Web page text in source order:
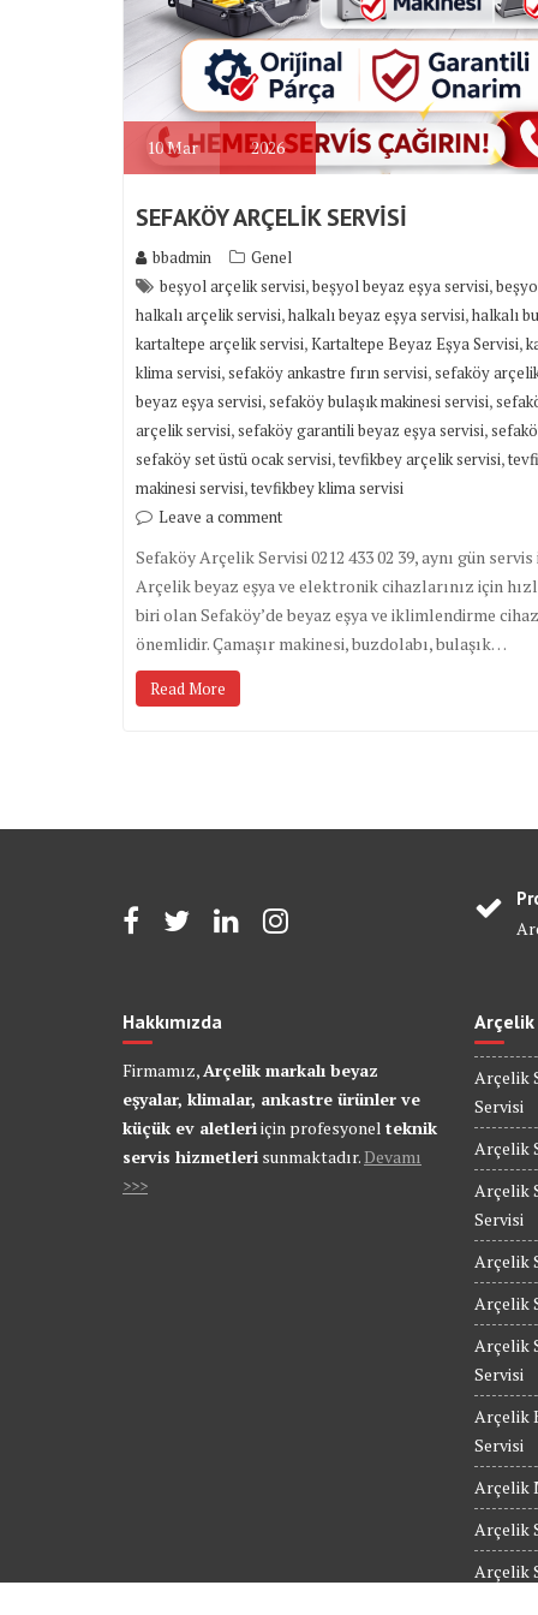
10Mar 2026
SEFAKÖY ARÇELİK SERVİSİ
bbadmin
Genel
beşyol arçelik servisi,beşyol beyaz eşya servisi,
halkalı arçelik servisi,halkalı beyaz eşya servisi,halkalı
kartaltepe arçelik servisi,Kartaltepe Beyaz Eşya Servisi,
klima servisi,sefaköy ankastre fırın servisi,sefaköy
beyaz eşya servisi,sefaköy bulaşık makinesi servisi,
arçelik servisi,sefaköy garantili beyaz eşya servisi,
sefaköy set üstü ocak servisi,tevfikbey arçelik servisi,
makinesi servisi,tevfikbey klima servisi
Leave a comment
Sefaköy Arçelik Servisi 0212 433 02 39, aynı gün
Arçelik beyaz eşya ve elektronik cihazlarınız için
biri olan Sefaköy’de beyaz eşya ve iklimlendirme
önemlidir. Çamaşır makinesi, buzdolabı, bulaşık…
Read More
Hakkımızda
Firmamız,Arçelik markalı beyaz
eşyalar, klimalar, ankastre ürünler ve
küçük ev aletleriiçin profesyonel teknik
servis hizmetleri sunmaktadır.Devamı
>>>
Arçelik
Arçelik
Servisi
Arçelik
Arçelik
Servisi
Arçelik
Arçelik
Arçelik
Servisi
Arçelik
Servisi
Arçelik
Arçelik
Arçelik